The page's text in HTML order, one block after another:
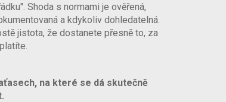
Shoda s normami je ověřená,
a kdykoliv dohledatelná.
jistota, že dostanete přesně to, za
na které se dá skutečně